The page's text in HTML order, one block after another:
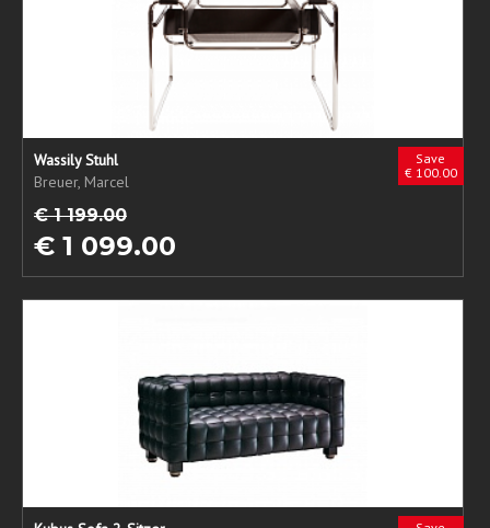
Save
€ 100.00
Wassily Stuhl
Breuer, Marcel
€ 1 199.00
€ 1 099.00